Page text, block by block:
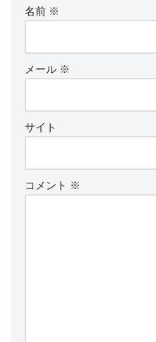
名前 ※
メール ※
サイト
コメント ※